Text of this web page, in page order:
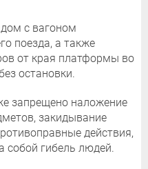
с вагоном
поезда, а также
от края платформы во
остановки.
запрещено наложение
закидывание
действия,
собой гибель людей.